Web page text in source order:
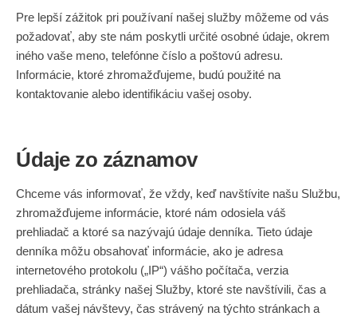
Pre lepší zážitok pri používaní našej služby môžeme od vás
požadovať, aby ste nám poskytli určité osobné údaje, okrem
iného vaše meno, telefónne číslo a poštovú adresu.
Informácie, ktoré zhromažďujeme, budú použité na
kontaktovanie alebo identifikáciu vašej osoby.
Údaje zo záznamov
Chceme vás informovať, že vždy, keď navštívite našu Službu,
zhromažďujeme informácie, ktoré nám odosiela váš
prehliadač a ktoré sa nazývajú údaje denníka. Tieto údaje
denníka môžu obsahovať informácie, ako je adresa
internetového protokolu („IP“) vášho počítača, verzia
prehliadača, stránky našej Služby, ktoré ste navštívili, čas a
dátum vašej návštevy, čas strávený na týchto stránkach a